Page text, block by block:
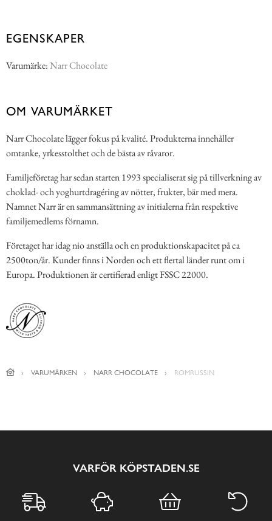
EGENSKAPER
Varumärke:Narr Chocolate
OM VARUMÄRKET
Narr Chocolate lägger fokus på kvalité. Produkterna innehåller
omtanke, yrkesstolthet och de bästa av råvaror.
Familjeföretag har sedan starten 1993 specialiserat sig på tillverkning av
choklad- och yoghurtdragéring av nötter, frukter, bär med mera.
Namnet Narr är en sammansättning av initialerna från respektive
familjemedlems förnamn.
Företaget har idag nio anställa och en produktionskapacitet på ca
2500ton/år. Kunder finns i Norden och ett flertal länder runt om i
Europa. Produktionen är certifierad enligt FSSC 22000.
VARUMÄRKEN NARR CHOCOLATE ROMRUSSIN
VARFÖR KÖPSTADEN.SE